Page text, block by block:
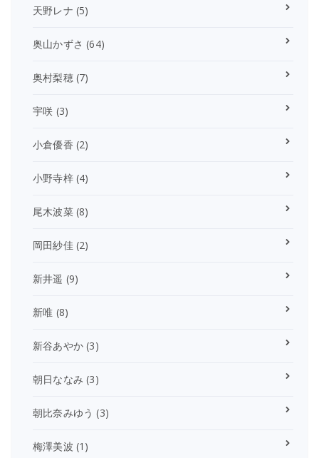
天野レナ (5)
奥山かずさ (64)
奥村梨穂(7)
宇咲 (3)
小倉優香 (2)
小野寺梓(4)
尾木波菜(8)
岡田紗佳(2)
新井遥 (9)
新唯 (8)
新谷あやか (3)
朝日ななみ (3)
朝比奈みゆう (3)
梅澤美波 (1)